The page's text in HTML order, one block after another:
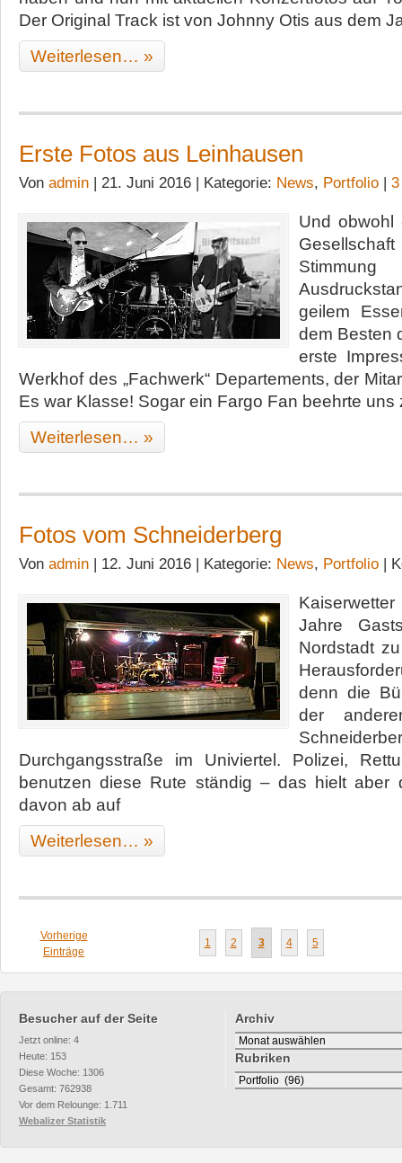
Der Original Track ist von Johnny Otis aus dem
Weiterlesen… »
Erste Fotos aus Leinhausen
Von admin | 21. Juni 2016 | Kategorie: News, Portfolio |
Und obwohl
geilem
dem Besten
erste
Werkhof des „Fachwerk“ Departements, der
Es war Klasse! Sogar ein Fargo Fan beehrte uns
Weiterlesen… »
Fotos vom Schneiderberg
Von admin | 12. Juni 2016 | Kategorie: News, Portfolio |
Jahre
Nordstadt
denn die
der
Durchgangsstraße im Univiertel. Polizei,
benutzen diese Rute ständig – das hielt aber
davon ab auf
Weiterlesen… »
Vorherige
Einträge
1 2 3 4 5
Besucher auf der Seite
Jetzt online: 4
Heute: 153
Diese Woche: 1306
Gesamt: 762938
Vor dem Relounge: 1.711
Webalizer Statistik
Archiv
Archiv
Rubriken
Rubriken